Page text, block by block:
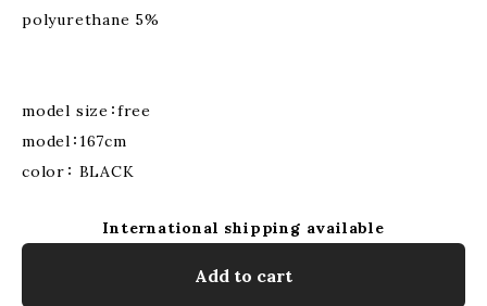
polyurethane 5%
model size：free
model：167cm
color： BLACK
International shipping available
Add to cart